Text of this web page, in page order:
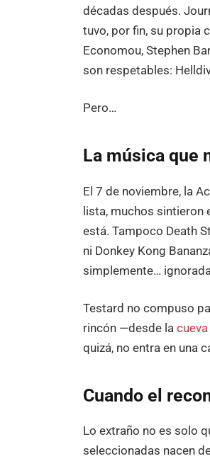
décadas después.
tuvo, por fin, su propia
Economou, Stephen
son respetables:
Pero…
La música que
El 7 de noviembre, la
lista, muchos sintieron
está. Tampoco Death
ni Donkey Kong
simplemente…
Testard no compuso
rincón —desde la
quizá, no entra en una
Cuando el
Lo extraño no es solo
seleccionadas nacen